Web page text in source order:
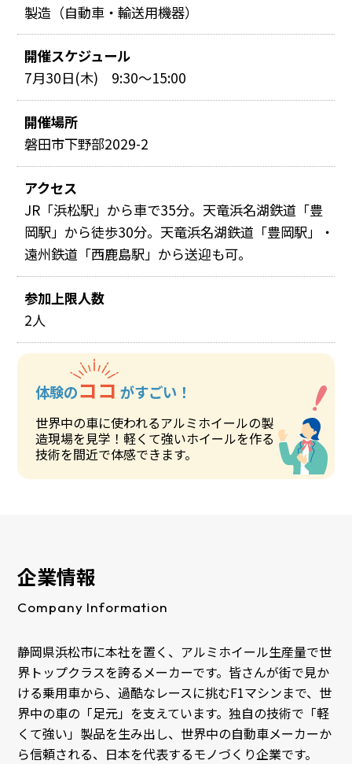
製造（自動車・輸送用機器）
開催スケジュール
7月30日(木) 9:30～15:00
開催場所
磐田市下野部2029-2
アクセス
JR「浜松駅」から車で35分。天竜浜名湖鉄道「豊
岡駅」から徒歩30分。天竜浜名湖鉄道「豊岡駅」・
遠州鉄道「西鹿島駅」から送迎も可。
参加上限人数
2人
体験のココ がすごい！
世界中の車に使われるアルミホイールの製
造現場を見学！軽くて強いホイールを作る
技術を間近で体感できます。
企業情報
Company Information
静岡県浜松市に本社を置く、アルミホイール生産量で世
界トップクラスを誇るメーカーです。皆さんが街で見か
ける乗用車から、過酷なレースに挑むF1マシンまで、世
界中の車の「足元」を支えています。独自の技術で「軽
くて強い」製品を生み出し、世界中の自動車メーカーか
ら信頼される、日本を代表するモノづくり企業です。